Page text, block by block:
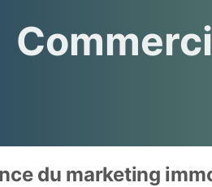
du marketing